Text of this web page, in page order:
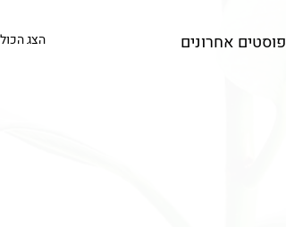
פוסטים אחרונים הצג הכול